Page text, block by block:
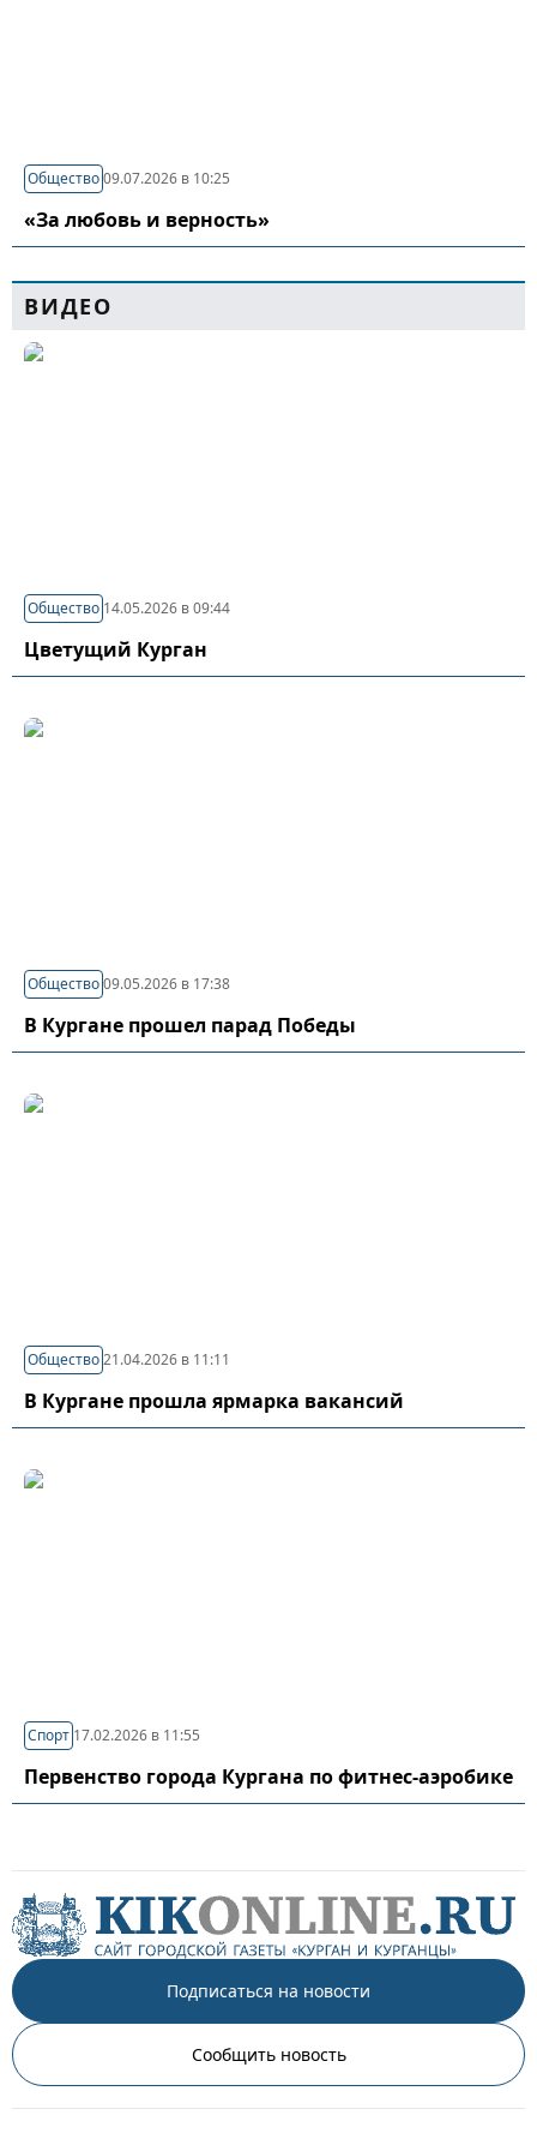
Общество09.07.2026 в 10:25
«За любовь и верность»
ВИДЕО
Общество 14.05.2026 в 09:44
Цветущий Курган
Общество09.05.2026 в 17:38
В Кургане прошел парад Победы
Общество21.04.2026 в 11:11
В Кургане прошла ярмарка вакансий
Спорт 17.02.2026 в 11:55
Первенство города Кургана по фитнес-аэробике
Подписаться на новости
Сообщить новость